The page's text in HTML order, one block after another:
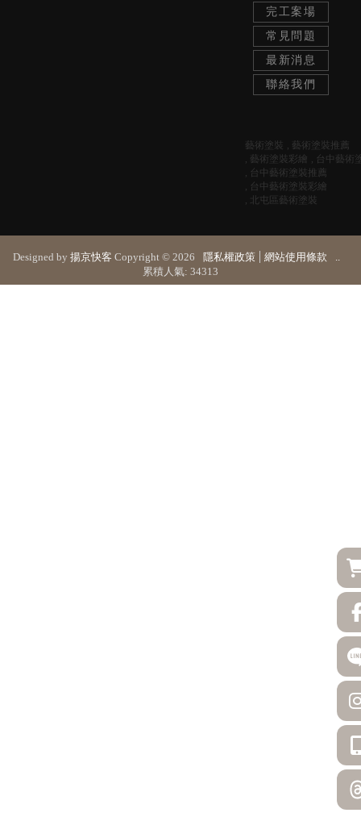
完工案場
常見問題
最新消息
聯絡我們
藝術塗裝
藝術塗裝推薦
藝術塗裝彩繪
台中藝術
台中藝術塗裝推薦
台中藝術塗裝彩繪
北屯區藝術塗裝
Designed by 揚京快客 Copyright © 2026 隱私權政策 網站使用條款
累積人氣: 34313